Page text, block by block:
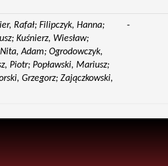
Rafał; Filipczyk, Hanna;
Kuśnierz, Wiesław;
Adam; Ogrodowczyk,
Piotr; Popławski, Mariusz;
Grzegorz; Zajączkowski,
-